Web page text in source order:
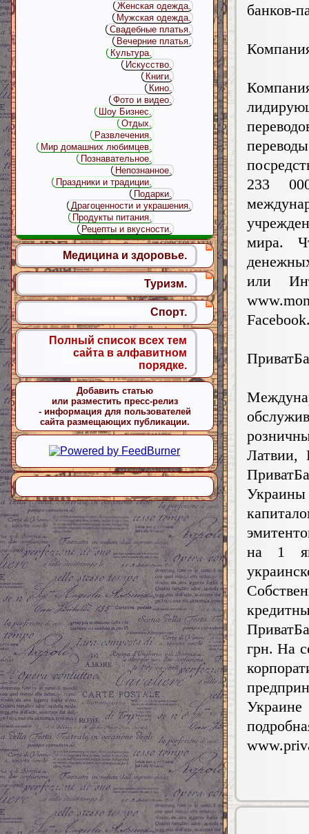
банков-
233
мира.
или
Латвии,
на 1
грн. На
Женская одежда.
Мужская одежда.
Свадебные платья.
Вечерние платья.
Культура.
Искусство.
Книги.
Кино.
Фото и видео.
Шоу Бизнес.
Отдых.
Развлечения.
Мир домашних любимцев.
Познавательное.
Непознанное.
Праздники и традиции.
Подарки.
Драгоценности и украшения.
Продукты питания.
Рецепты и вкусности.
Медицина и здоровье.
Туризм.
Спорт.
Полный список всех тем
сайта в алфавитном
порядке.
Добавить статью
или разместить пресс-релиз
- информация для пользователей
сайта размещающих публикации.